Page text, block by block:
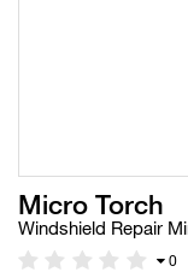
Micro Torch
Windshield Repair
0